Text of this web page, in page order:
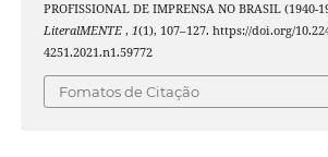
PROFISSIONAL DE IMPRENSA NO BRASIL (1940-
LiteralMENTE , 1(1), 107–127. https://doi.org/
4251.2021.n1.59772
Fomatos de Citação